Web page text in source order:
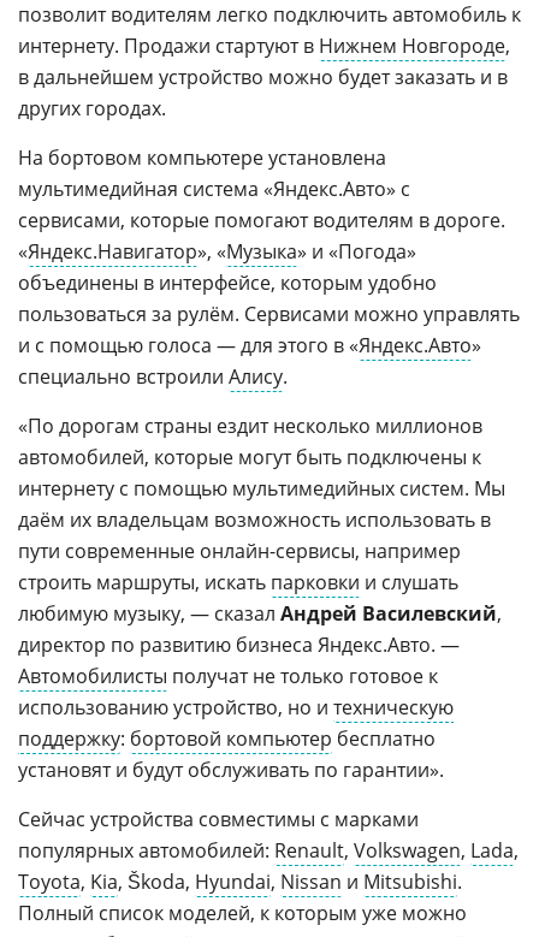
позволит водителям легко подключить автомобиль к
интернету. Продажи стартуют в Нижнем Новгороде,
в дальнейшем устройство можно будет заказать и в
других городах.
На бортовом компьютере установлена
мультимедийная система «Яндекс.Авто» с
сервисами, которые помогают водителям в дороге.
«Яндекс.Навигатор», «Музыка» и «Погода»
объединены в интерфейсе, которым удобно
пользоваться за рулём. Сервисами можно управлять
и с помощью голоса — для этого в «Яндекс.Авто»
специально встроили Алису.
«По дорогам страны ездит несколько миллионов
автомобилей, которые могут быть подключены к
интернету с помощью мультимедийных систем. Мы
даём их владельцам возможность использовать в
пути современные онлайн-сервисы, например
строить маршруты, искать парковки и слушать
любимую музыку, — сказал Андрей Василевский,
директор по развитию бизнеса Яндекс.Авто. —
Автомобилисты получат не только готовое к
использованию устройство, но и техническую
поддержку: бортовой компьютер бесплатно
установят и будут обслуживать по гарантии».
Сейчас устройства совместимы с марками
популярных автомобилей: Renault, Volkswagen, Lada,
Toyota, Kia, Škoda, Hyundai, Nissan и Mitsubishi.
Полный список моделей, к которым уже можно